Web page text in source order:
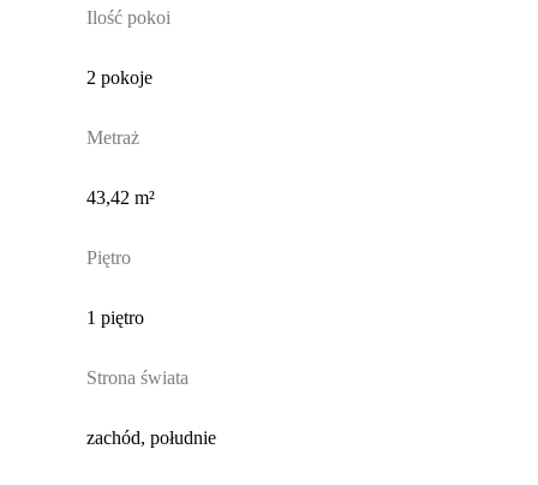
Ilość pokoi
2 pokoje
Metraż
43,42 m²
Piętro
1 piętro
Strona świata
zachód, południe